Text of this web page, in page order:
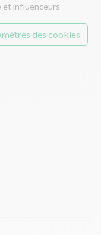
et influenceurs
des cookies